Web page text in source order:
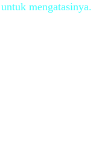
mengatasinya.